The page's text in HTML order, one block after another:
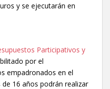
y se ejecutarán en
Participativos y
por el
empadronados en el
16 años podrán realizar